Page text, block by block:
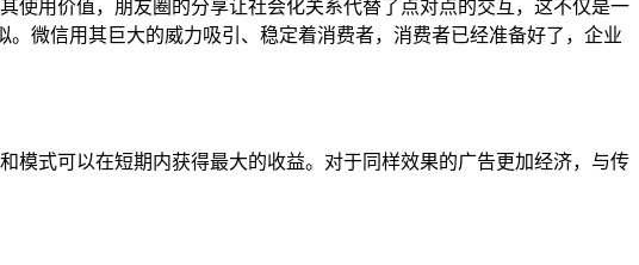
用价值，朋友圈的分享让社会化关系代替了点对点的交互，这不仅是一
微信用其巨大的威力吸引、稳定着消费者，消费者已经准备好了，企业
模式可以在短期内获得最大的收益。对于同样效果的广告更加经济，与传